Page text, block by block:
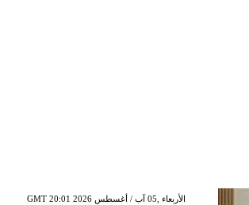
GMT 20:01 2026 الأربعاء ,05 آب / أغسطس